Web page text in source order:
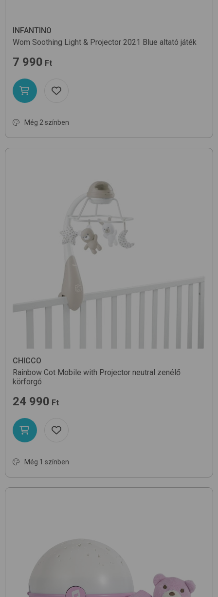
INFANTINO
Wom Soothing Light & Projector 2021 Blue altató játék
7 990 Ft
Még 2 színben
CHICCO
Rainbow Cot Mobile with Projector neutral zenélő
körforgó
24 990 Ft
Még 1 színben